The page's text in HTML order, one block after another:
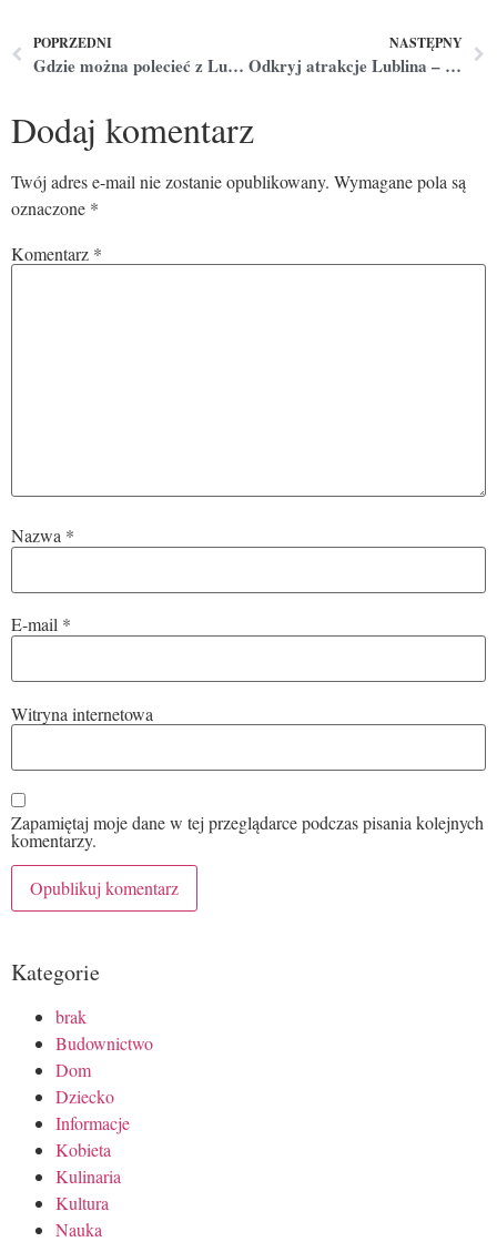
POPRZEDNI
Gdzie można polecieć z Lublina?
NASTĘPNY
Odkryj atrakcje Lublina – przewodnik po mieście
Dodaj komentarz
Twój adres e-mail nie zostanie opublikowany. Wymagane pola są
oznaczone *
Komentarz *
Nazwa *
E-mail *
Witryna internetowa
Zapamiętaj moje dane w tej przeglądarce podczas pisania kolejnych
komentarzy.
Kategorie
brak
Budownictwo
Dom
Dziecko
Informacje
Kobieta
Kulinaria
Kultura
Nauka